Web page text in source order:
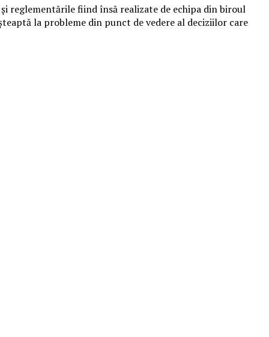
reglementările fiind însă realizate de echipa din biroul
la probleme din punct de vedere al deciziilor care